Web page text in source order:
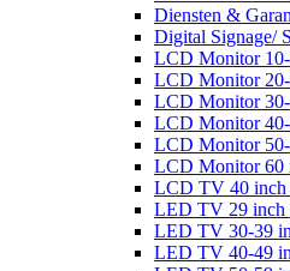
Diensten &
Digital Signage/
LCD Monitor
LCD Monitor
LCD Monitor
LCD Monitor
LCD Monitor
LCD Monitor 60
LCD TV 40 inch
LED TV 29 inch
LED TV 30-39
LED TV 40-49